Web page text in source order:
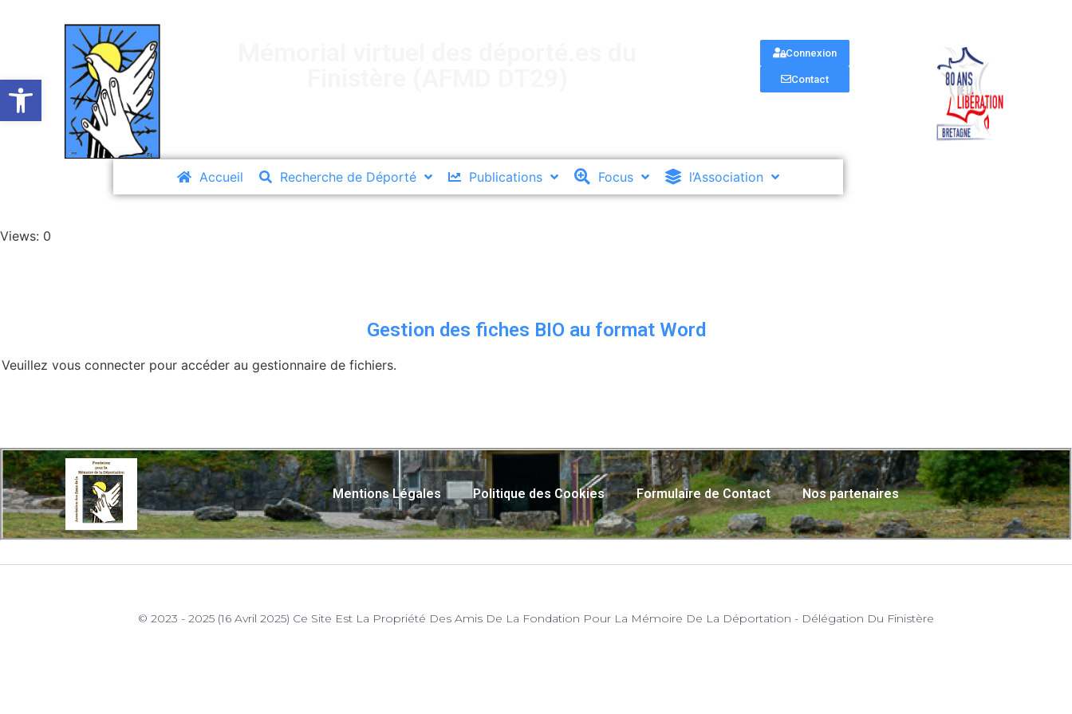
Ouvrir la barre d’outils
Connexion
Contact
Accueil Recherche de Déporté Publications Focus l’Association
Views: 0
Gestion des fiches BIO au format Word
Veuillez vous connecter pour accéder au gestionnaire de fichiers.
Mentions Légales Politique des Cookies Formulaire de Contact Nos partenaires
© 2023 - 2025 (16 Avril 2025) Ce Site Est La Propriété Des Amis De La Fondation Pour La Mémoire De La Déportation - Délégation Du Finistère